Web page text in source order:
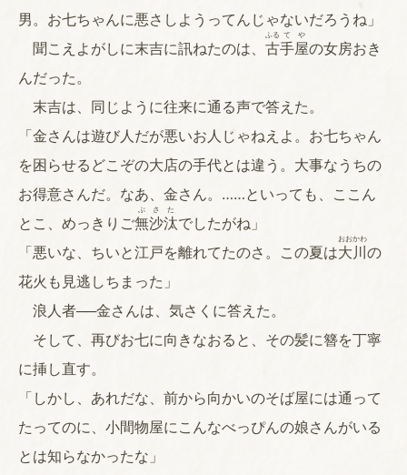
男。お七ちゃんに悪さしようってんじゃないだろうね」
聞こえよがしに末吉に訊ねたのは、 古
ふる
手
て
屋
や
の女房おき
んだった。
末吉は、同じように往来に通る声で答えた。
「金さんは遊び人だが悪いお人じゃねえよ。お七ちゃん
を困らせるどこぞの大店の手代とは違う。大事なうちの
お得意さんだ。なあ、金さん。……といっても、ここん
とこ、めっきりご無
ぶ
沙
さ
汰
た
でしたがね」
「悪いな、ちいと江戸を離れてたのさ。この夏は大
おお
川
かわ
の
花火も見逃しちまった」
浪人者──金さんは、気さくに答えた。
そして、再びお七に向きなおると、その髪に簪を丁寧
に挿し直す。
「しかし、あれだな、前から向かいのそば屋には通って
たってのに、小間物屋にこんなべっぴんの娘さんがいる
とは知らなかったな」